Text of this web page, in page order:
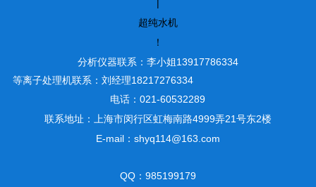
|
超纯水机
！
分析仪器联系：李小姐13917786334
等离子处理机联系：刘经理18217276334
电话：021-60532289
联系地址：上海市闵行区虹梅南路4999弄21号东2楼
E-mail：shyq114@163.com
QQ：985199179